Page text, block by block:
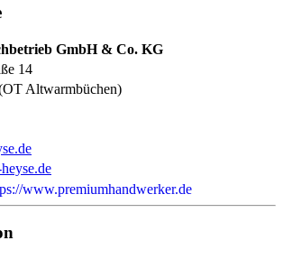
GmbH & Co. KG
14
Altwarmbüchen)